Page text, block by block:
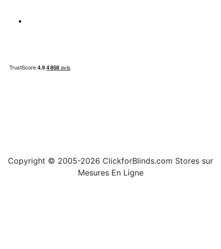
Copyright © 2005-2026 ClickforBlinds.com Stores sur
Mesures En Ligne